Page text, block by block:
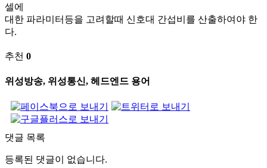
셀에
대한 파라미터등을 고려할때 신호대 간섭비를 산출하여야 한
다.
추천 0
위성방송, 위성통신, 헤드엔드 용어
댓글 목록
등록된 댓글이 없습니다.